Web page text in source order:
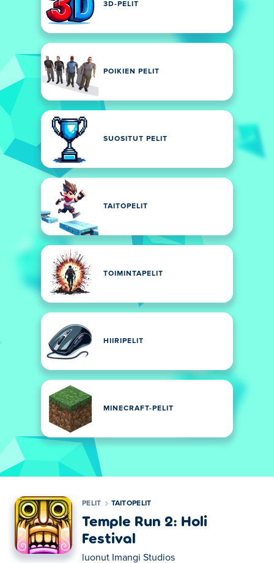
3D-PELIT
POIKIEN PELIT
SUOSITUT PELIT
TAITOPELIT
TOIMINTAPELIT
HIIRIPELIT
MINECRAFT-PELIT
PELIT TAITOPELIT
Temple Run 2: Holi
Festival
luonut Imangi Studios